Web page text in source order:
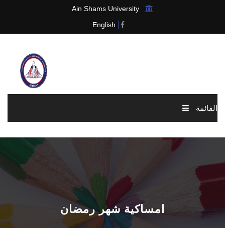
Ain Shams University
English
القائمة
الرئيسية
عن الرابطة
الاخبار والاحداث
امساكية شهر رمضان